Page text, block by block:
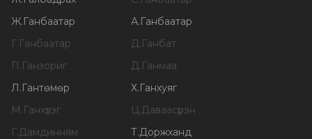
Ж.Ганбаатар А.Ганбаатар
Г.Ганбаатар Д.Ганбат
П.Ганзориг Д.Ганмаа
Л.Гантөмөр Х.Ганхуяг
М.Ганхүлэг Ц.Даваасүрэн
Г.Дамдинням Т.Доржханд